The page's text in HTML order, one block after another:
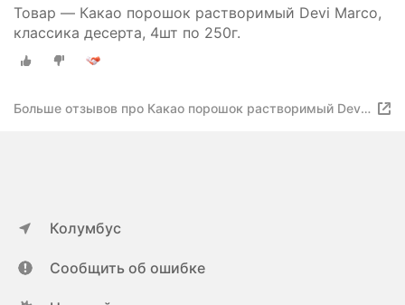
Товар — Какао порошок растворимый Devi Marco,
классика десерта, 4шт по 250г.
Больше отзывов про Какао порошок растворимый Devi
Колумбус
Сообщить об ошибке